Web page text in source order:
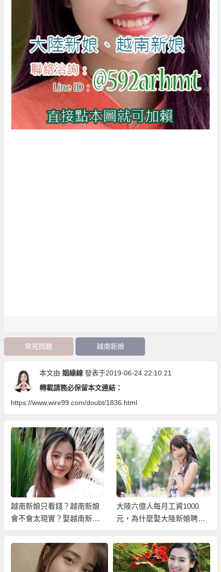
常見問題 越南新娘
本文由 姻緣線 發表于2019-06-24 22:10:21
轉載請務必保留本文連結：
https://www.wire99.com/doubt/1836.html
越南新娘只看錢？越南新娘
會不會太現實？娶越南新娘
大陸六億人每月工資1000
元，為什麼娶大陸新娘聘金